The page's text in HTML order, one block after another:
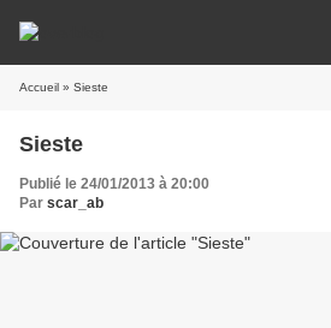
Accueil » Sieste
Sieste
Publié le 24/01/2013 à 20:00
Par scar_ab